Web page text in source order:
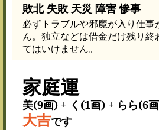
敗北 失敗 天災 障害 惨事
必ずトラブルや邪魔が入り仕事
ん。独立などは借金だけ残り終
てはいけません。
家庭運
美(9画) + く(1画) + らら(6
大吉です